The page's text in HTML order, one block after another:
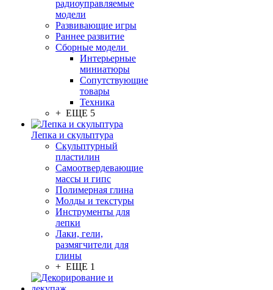
радиоуправляемые
модели
Развивающие игры
Раннее развитие
Сборные модели
Интерьерные
миниатюры
Сопутствующие
товары
Техника
+ ЕЩЕ 5
Лепка и скульптура
Скульптурный
пластилин
Самоотвердевающие
массы и гипс
Полимерная глина
Молды и текстуры
Инструменты для
лепки
Лаки, гели,
размягчители для
глины
+ ЕЩЕ 1